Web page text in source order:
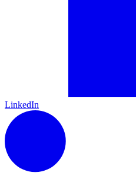
LinkedIn